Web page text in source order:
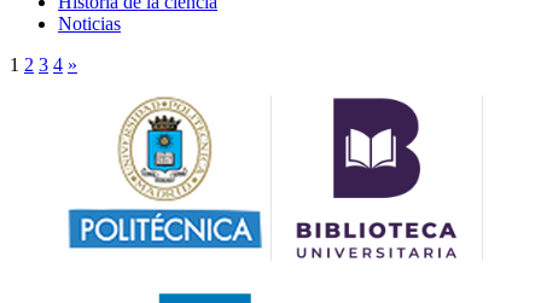
Noticias
1 2 3 4 »